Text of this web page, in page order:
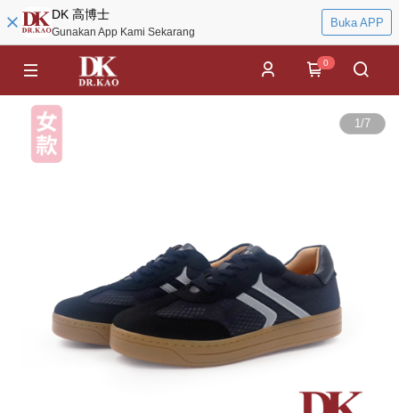
DK 高博士
Gunakan App Kami Sekarang
Buka APP
0
1/7